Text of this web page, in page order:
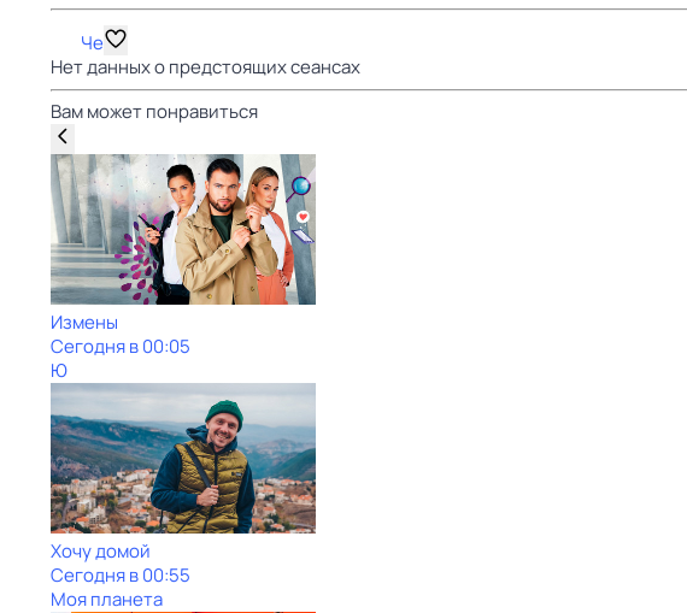
Че
Нет данных о предстоящих сеансах
Вам может понравиться
Измены
Сегодня в 00:05
Ю
Хочу домой
Сегодня в 00:55
Моя планета